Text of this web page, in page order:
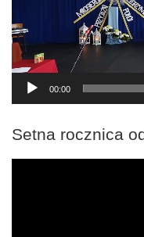
00:00
Setna rocznica